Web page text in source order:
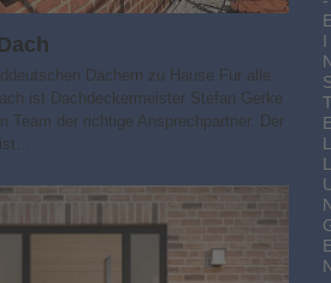
Dächern zu Hause Für alle
ist Dachdeckermeister Stefan Gerke
Team der richtige Ansprechpartner. Der
ist…
I
L
L